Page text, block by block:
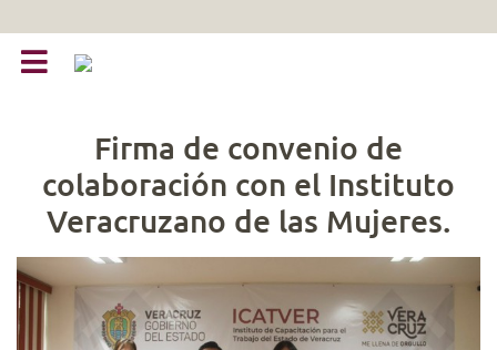
Firma de convenio de
colaboración con el Instituto
Veracruzano de las Mujeres.